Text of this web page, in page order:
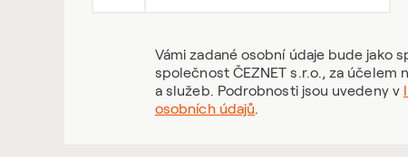
Vámi zadané osobní údaje bude jako
společnost ČEZNET s.r.o., za účelem
a služeb. Podrobnosti jsou uvedeny v
osobních údajů.